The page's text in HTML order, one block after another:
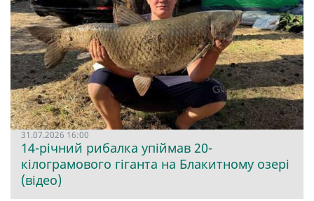
31.07.2026 16:00
14-річний рибалка упіймав 20-
кілограмового гіганта на Блакитному озері
(відео)